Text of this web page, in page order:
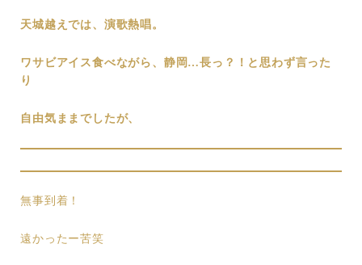
天城越えでは、演歌熱唱。
ワサビアイス食べながら、静岡…長っ？！と思わず言った
り
自由気ままでしたが、
無事到着！
遠かったー苦笑